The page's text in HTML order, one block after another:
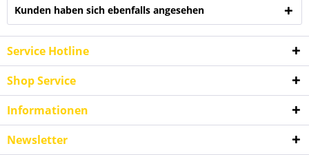
Kunden haben sich ebenfalls angesehen
Service Hotline
Shop Service
Informationen
Newsletter